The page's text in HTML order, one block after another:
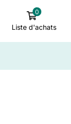
0
Liste d'achats